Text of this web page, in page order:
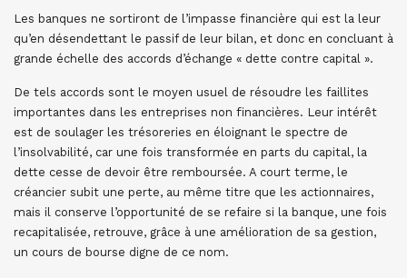
Les banques ne sortiront de l’impasse financière qui est la leur
qu’en désendettant le passif de leur bilan, et donc en concluant à
grande échelle des accords d’échange « dette contre capital ».
De tels accords sont le moyen usuel de résoudre les faillites
importantes dans les entreprises non financières. Leur intérêt
est de soulager les trésoreries en éloignant le spectre de
l’insolvabilité, car une fois transformée en parts du capital, la
dette cesse de devoir être remboursée. A court terme, le
créancier subit une perte, au même titre que les actionnaires,
mais il conserve l’opportunité de se refaire si la banque, une fois
recapitalisée, retrouve, grâce à une amélioration de sa gestion,
un cours de bourse digne de ce nom.